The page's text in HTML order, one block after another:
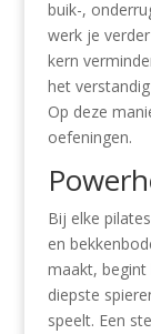
buik-,
werk je
kern
het
Op deze
oefeningen.
Bij elke
en
maakt,
diepste
speelt. Een